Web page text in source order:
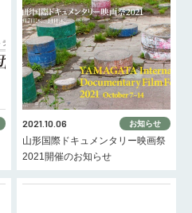
2021.10.06 お知らせ
山形国際ドキュメンタリー映画祭
2021開催のお知らせ